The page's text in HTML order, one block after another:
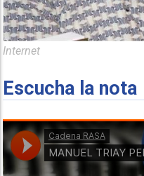
Internet
Escucha la nota